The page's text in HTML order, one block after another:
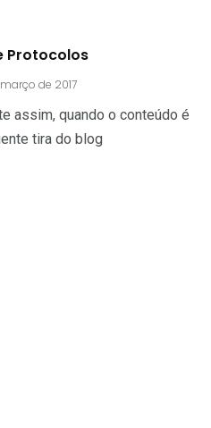
Protocolos
de 2017
assim, quando o conteúdo é
tira do blog